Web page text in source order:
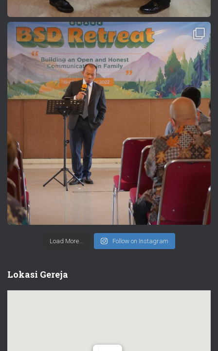
Load More... Follow on Instagram
Lokasi Gereja